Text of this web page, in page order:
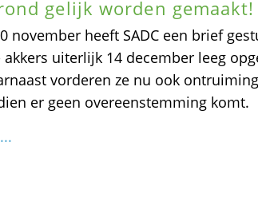
gelijk worden gemaakt!
november heeft SADC een brief
akkers uiterlijk 14 december leeg
vorderen ze nu ook
er geen overeenstemming komt.